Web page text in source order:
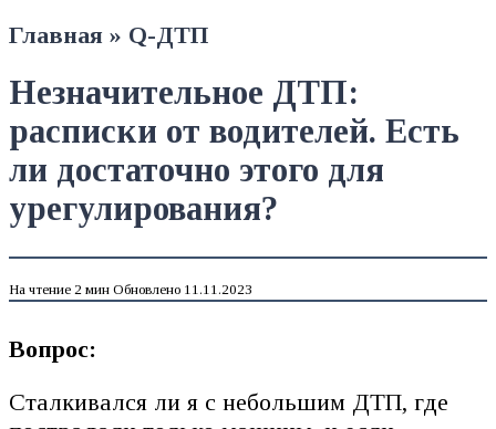
Главная » Q-ДТП
Незначительное ДТП:
расписки от водителей. Есть
ли достаточно этого для
урегулирования?
На чтение 2 мин Обновлено 11.11.2023
Вопрос:
Сталкивался ли я с небольшим ДТП, где